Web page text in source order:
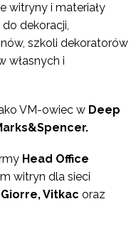
witryny i materiały
dekoracji,
szkoli dekoratorów
własnych i
VM-owiec w Deep
Head Office
witryn dla sieci
Giorre, Vitkac oraz